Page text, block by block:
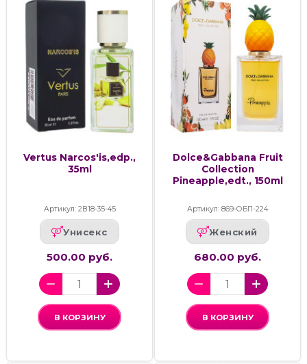
Vertus Narcos'is,edp.,
35ml
Артикул: 2В18-35-45
Унисекс
500.00 руб.
В КОРЗИНУ
Dolce&Gabbana Fruit
Collection
Pineapple,edt., 150ml
Артикул: 869-ОБП-224
Женский
680.00 руб.
В КОРЗИНУ